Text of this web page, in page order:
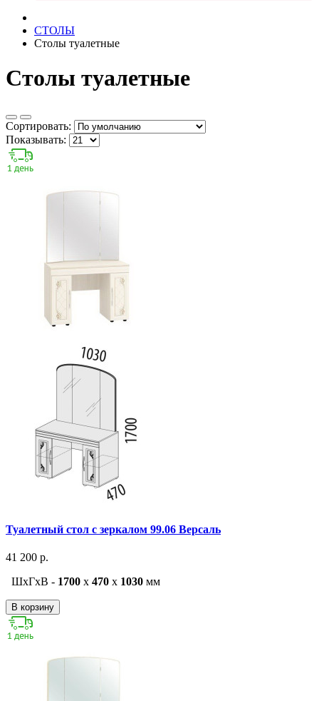
СТОЛЫ
Столы туалетные
Столы туалетные
Сортировать:
Показывать:
Туалетный стол с зеркалом 99.06 Версаль
41 200 р.
ШxГxВ - 1700 x 470 x 1030 мм
В корзину